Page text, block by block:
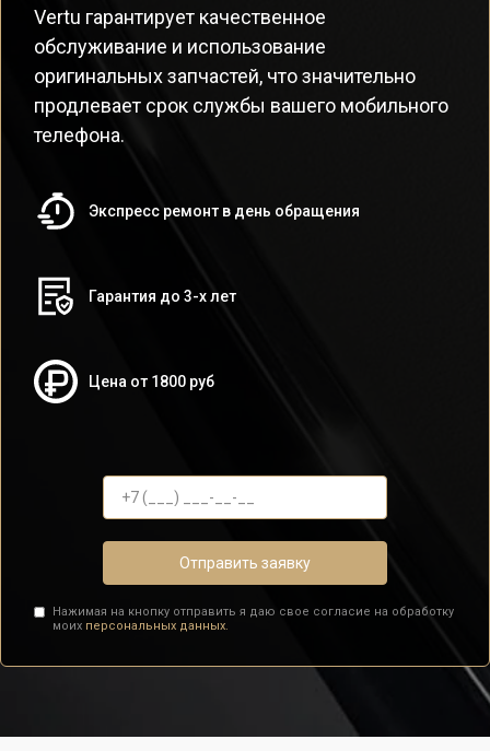
Vertu гарантирует качественное
обслуживание и использование
оригинальных запчастей, что значительно
продлевает срок службы вашего мобильного
телефона.
Экспресс ремонт в день обращения
Гарантия до 3-х лет
Цена от 1800 руб
Отправить заявку
Нажимая на кнопку отправить я даю свое согласие на обработку
моих персональных данных.